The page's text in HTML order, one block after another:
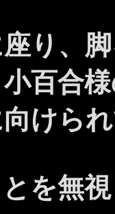
り、
百合
けら
を無